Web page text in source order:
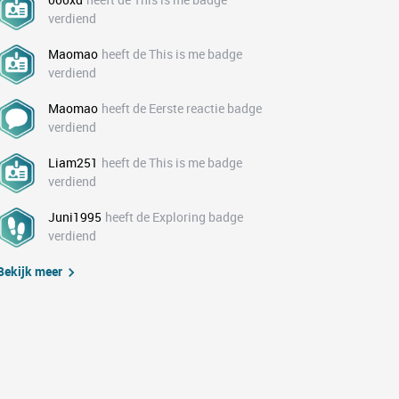
verdiend
Maomao heeft de This is me badge
verdiend
Maomao heeft de Eerste reactie badge
verdiend
Liam251 heeft de This is me badge
verdiend
Juni1995 heeft de Exploring badge
verdiend
meer